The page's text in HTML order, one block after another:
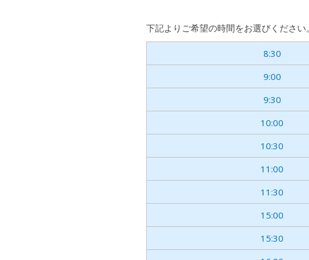
下記よりご希望の時間をお選びください。
8:30
9:00
9:30
10:00
10:30
11:00
11:30
15:00
15:30